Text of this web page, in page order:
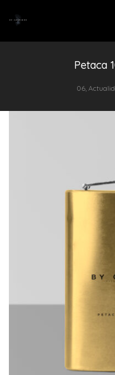
Petaca
06,